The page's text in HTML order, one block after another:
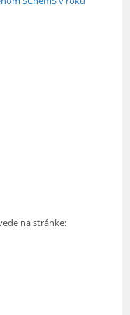
na stránke: